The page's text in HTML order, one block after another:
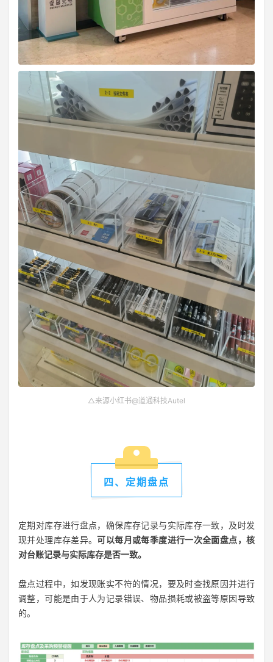
△来源小红书@道通科技Autel
四、定期盘点
定期对库存进行盘点，确保库存记录与实际库存一致，及时发
现并处理库存差异。可以每月或每季度进行一次全面盘点，核
对台账记录与实际库存是否一致。
盘点过程中，如发现账实不符的情况，要及时查找原因并进行
调整，可能是由于人为记录错误、物品损耗或被盗等原因导致
的。